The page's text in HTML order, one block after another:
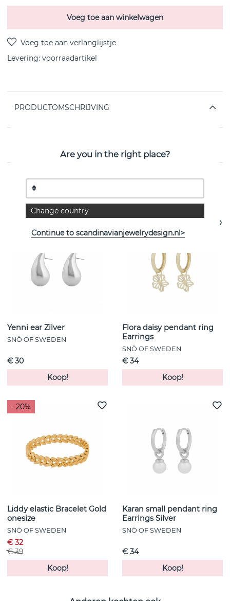
Voeg toe aan winkelwagen
Levering: voorraadartikel
PRODUCTOMSCHRIJVING
Bekijk meer artikelen
Yenni ear Zilver
SNÖ OF SWEDEN
€ 30
Koop!
Flora daisy pendant ring
Earrings
SNÖ OF SWEDEN
€ 34
Koop!
- 20%
Liddy elastic Bracelet Gold
onesize
SNÖ OF SWEDEN
€ 32
€ 39
Koop!
Karan small pendant ring
Earrings Silver
SNÖ OF SWEDEN
€ 34
Koop!
Are you in the right place?
Change country
Continue to scandinavianjewelrydesign.nl>